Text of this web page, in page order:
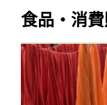
食品・消